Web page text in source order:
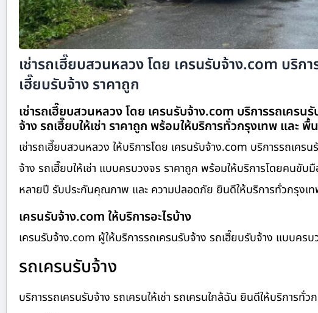
เช่ารถเฮี๊ยบสวนหลวง โดย เครนรับจ้าง.com บริก
เฮี๊ยบรับจ้าง ราคาถูก
เช่ารถเฮี๊ยบสวนหลวง โดย เครนรับจ้าง.com บริการรถเครนรั
จ้าง รถเฮี๊ยบให้เช่า ราคาถูก พร้อมให้บริการทั่วกรุงเทพ และ พื้
เช่ารถเฮี๊ยบสวนหลวง ให้บริการโดย เครนรับจ้าง.com บริการรถเครน
จ้าง รถเฮี๊ยบให้เช่า แบบครบวงจร ราคาถูก พร้อมให้บริการโดยคนขั
หลายปี รับประกันคุณภาพ และ ความปลอดภัย ยินดีให้บริการทั่วกรุงเ
เครนรับจ้าง.com ให้บริการอะไรบ้าง
เครนรับจ้าง.com ผู้ให้บริการรถเครนรับจ้าง รถเฮี๊ยบรับจ้าง แบบครบ
รถเครนรับจ้าง
บริการรถเครนรับจ้าง รถเครนให้เช่า รถเครนใกล้ฉัน ยินดีให้บริการทั่